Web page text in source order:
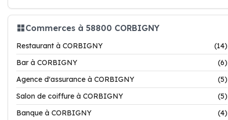
Commerces à 58800 CORBIGNY
Restaurant à CORBIGNY
(14)
Bar à CORBIGNY
(6)
Agence d'assurance à CORBIGNY
(5)
Salon de coiffure à CORBIGNY
(5)
Banque à CORBIGNY
(4)